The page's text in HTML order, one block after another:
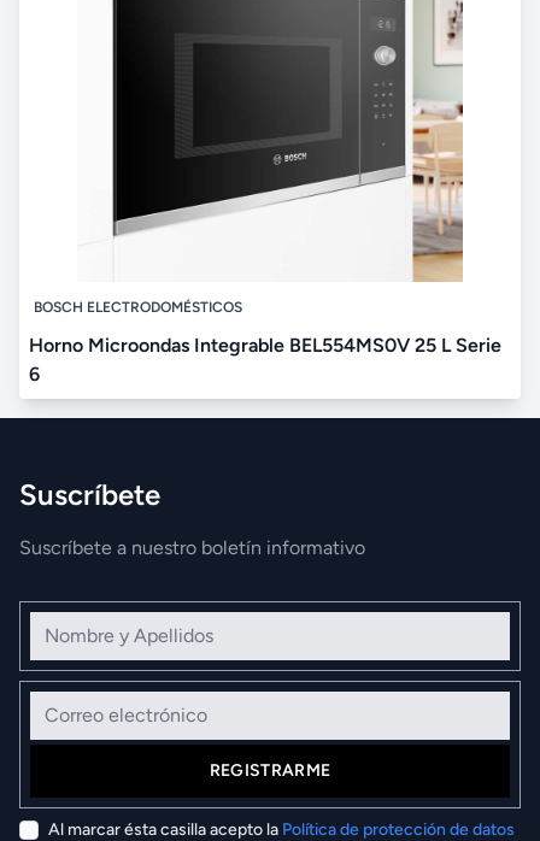
BOSCH ELECTRODOMÉSTICOS
Horno Microondas Integrable BEL554MS0V 25 L Serie
6
Suscríbete
Suscríbete a nuestro boletín informativo
Nombre y Apellidos
Correo electrónico
REGISTRARME
Al marcar ésta casilla acepto la Política de protección de datos